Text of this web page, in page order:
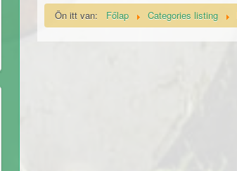
Ön itt van: Főlap Categories listing